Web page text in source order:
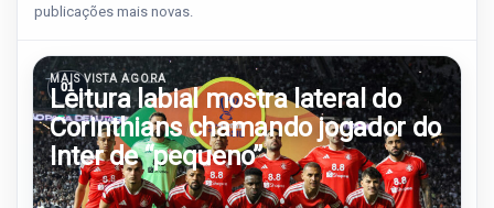
publicações mais novas.
01
MAIS VISTA AGORA
Leitura labial mostra lateral do
Corinthians chamando jogador do
Inter de “pequeno”